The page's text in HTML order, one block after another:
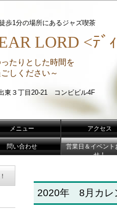
歩1分の場所にあるジャズ喫茶
LORD <ﾃﾞ
たりとした時間を
さい～
東３丁目20-21 コンビビル4F
メニュー アクセス
問い合わせ
営業日＆イベント
せ！
2020年 8月カレ